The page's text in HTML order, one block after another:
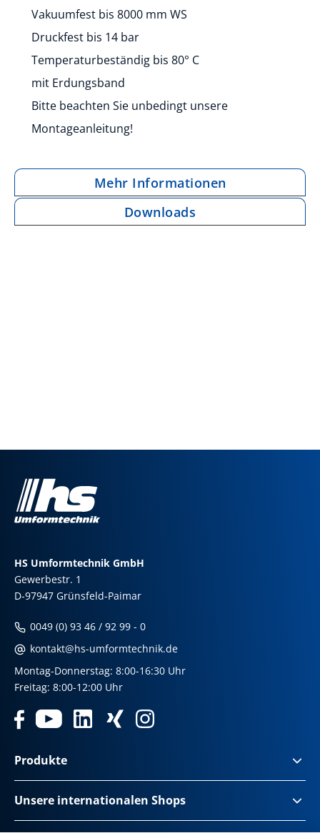
Vakuumfest bis 8000 mm WS
Druckfest bis 14 bar
Temperaturbeständig bis 80° C
mit Erdungsband
Bitte beachten Sie unbedingt unsere
Montageanleitung!
Mehr Informationen
Downloads
HS Umformtechnik GmbH
Gewerbestr. 1
D-97947 Grünsfeld-Paimar
0049 (0) 93 46 / 92 99 - 0
kontakt@hs-umformtechnik.de
Montag-Donnerstag: 8:00-16:30 Uhr
Freitag: 8:00-12:00 Uhr
Produkte
Unsere internationalen Shops